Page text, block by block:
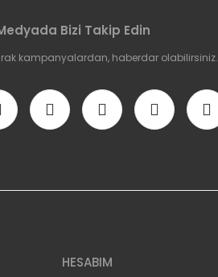
Bizi Takip Edin
kampanyalardan, haberdar olabilirsiniz.
HESABIM